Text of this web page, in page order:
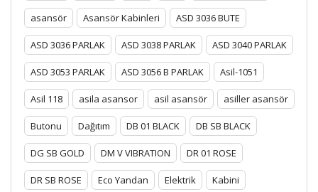
asansör Asansör Kabinleri ASD 3036 BUTE
ASD 3036 PARLAK ASD 3038 PARLAK ASD 3040 PARLAK
ASD 3053 PARLAK ASD 3056 B PARLAK Asil-1051
Asil 118 asila asansor asil asansör asiller asansör
Butonu Dağıtım DB 01 BLACK DB SB BLACK
DG SB GOLD DM V VIBRATION DR 01 ROSE
DR SB ROSE Eco Yandan Elektrik Kabini